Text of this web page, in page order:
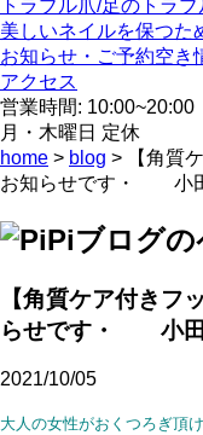
トラブル爪/足のトラ
美しいネイルを保つた
お知らせ・ご予約空き
アクセス
営業時間: 10:00~20:00
月・木曜日 定休
home > blog > 【角質
お知らせです・ 小
【角質ケア付きフ
らせです・ 小
2021/10/05
大人の女性がおくつろぎ頂